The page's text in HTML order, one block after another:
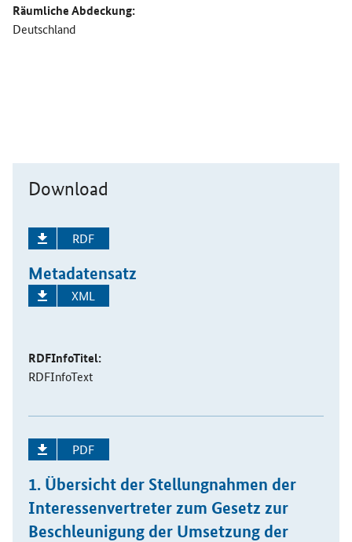
Räumliche Abdeckung:
Deutschland
Download
RDF
Metadatensatz
XML
RDFInfoTitel:
RDFInfoText
PDF
1. Übersicht der Stellungnahmen der
Interessenvertreter zum Gesetz zur
Beschleunigung der Umsetzung der